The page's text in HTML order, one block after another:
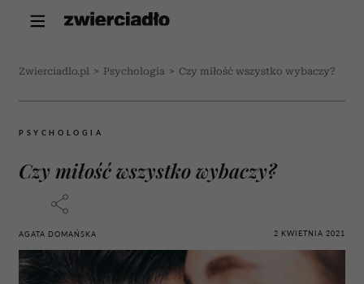
Zwierciadlo.pl > Psychologia > Czy miłość wszystko wybaczy?
PSYCHOLOGIA
Czy miłość wszystko wybaczy?
AGATA DOMAŃSKA 2 KWIETNIA 2021